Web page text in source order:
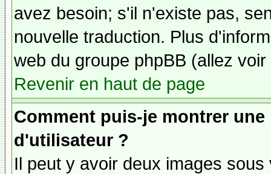
avez besoin; s'il n'existe pas,
nouvelle traduction. Plus
web du groupe phpBB (allez
Revenir en haut de page
Comment puis-je montrer
d'utilisateur ?
Il peut y avoir deux images